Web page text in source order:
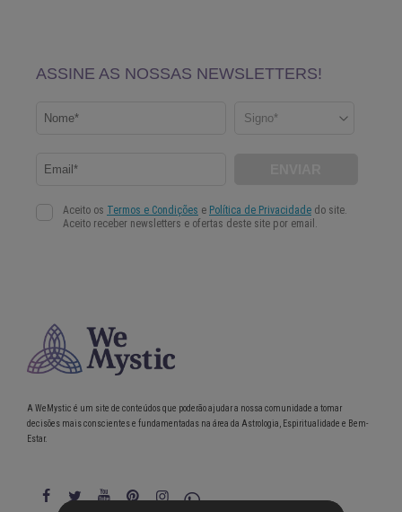
A WeMystic é um site de conteúdos que poderão ajudar a nossa comunidade a tomar
decisões mais conscientes e fundamentadas na área da Astrologia, Espiritualidade e Bem-
Estar.